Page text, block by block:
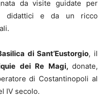
da visite guidate per
didattici e da un ricco
di Sant’Eustorgio, il
dei Re Magi, donate,
di Costantinopoli al
IV secolo.